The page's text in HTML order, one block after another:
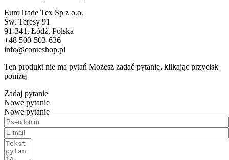
EuroTrade Tex Sp z o.o.
Św. Teresy 91
91-341, Łódź, Polska
+48 500-503-636
info@conteshop.pl
Ten produkt nie ma pytań Możesz zadać pytanie, klikając przycisk
poniżej
Zadaj pytanie
Nowe pytanie
Nowe pytanie